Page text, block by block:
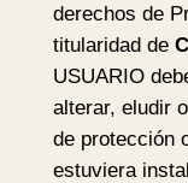
derechos de
titularidad de
USUARIO
alterar, eludir
de protección
estuviera